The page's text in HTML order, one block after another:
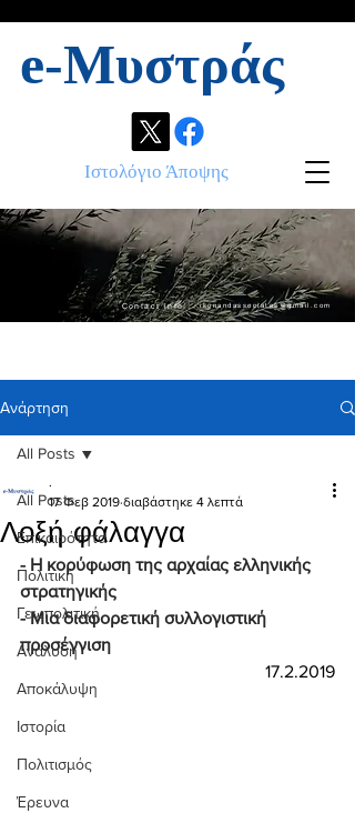
e-Μυστράς
Ιστολόγιο Άποψης
Contact info: ikonandassociates@gmail.com
Ανάρτηση
All Posts
Επικαιρότητα
Πολιτική
Γεωπολιτική
Ανάλυση
Αποκάλυψη
Ιστορία
Πολιτισμός
Έρευνα
All Posts
Λοξή φάλαγγα
.
17 Φεβ 2019 διαβάστηκε 4 λεπτά
- Η κορύφωση της αρχαίας ελληνικής
στρατηγικής
- Μια διαφορετική συλλογιστική
προσέγγιση
17.2.2019